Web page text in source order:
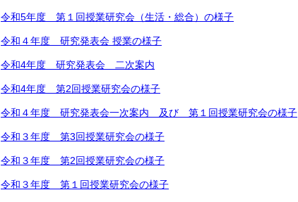
令和5年度 第１回授業研究会（生活・総合）の様子
令和４年度 研究発表会 授業の様子
令和4年度 研究発表会 二次案内
令和4年度 第2回授業研究会の様子
令和４年度 研究発表会一次案内 及び 第１回授業研究会の様子
令和３年度 第3回授業研究会の様子
令和３年度 第2回授業研究会の様子
令和３年度 第１回授業研究会の様子